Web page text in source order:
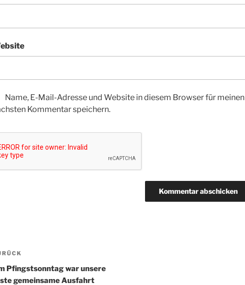
Name, E-Mail-Adresse und Website in diesem Browser für meinen
Kommentar speichern.
Pfingstsonntag war unsere
gemeinsame Ausfahrt